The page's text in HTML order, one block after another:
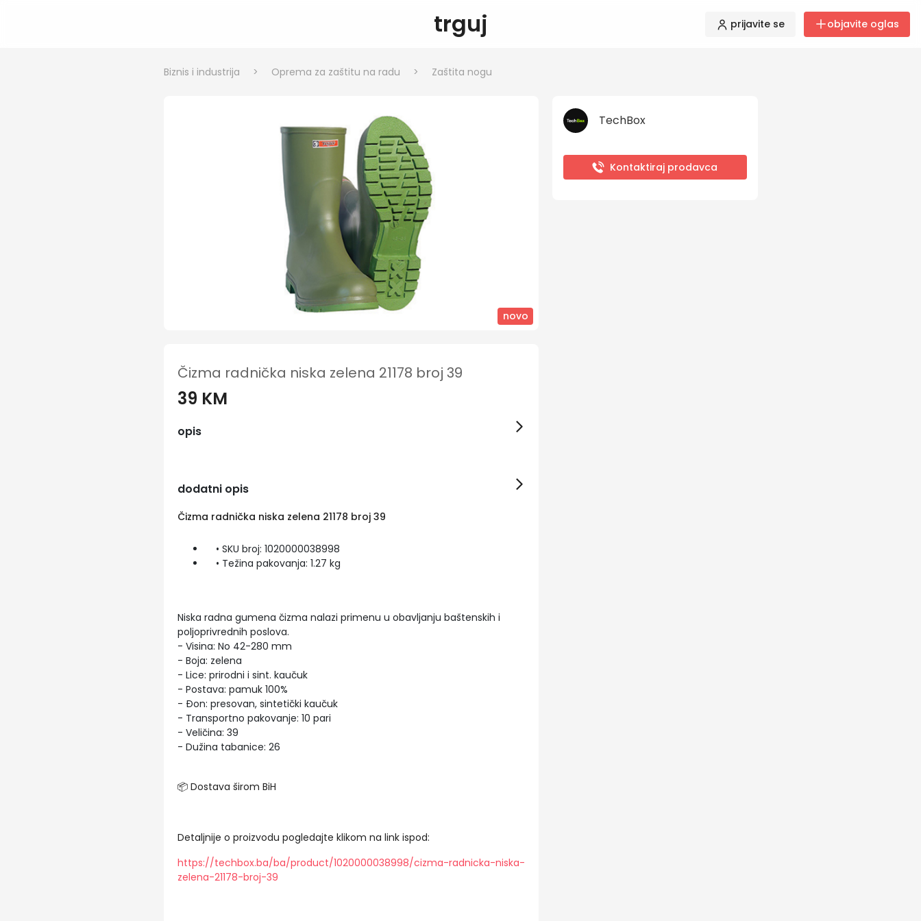
trguj prijavite se objavite oglas
Biznis i industrija > Oprema za zaštitu na radu > Zaštita nogu
novo
Čizma radnička niska zelena 21178 broj 39
39 KM
opis
dodatni opis
Čizma radnička niska zelena 21178 broj 39
• SKU broj: 1020000038998
• Težina pakovanja: 1.27 kg
Niska radna gumena čizma nalazi primenu u obavljanju baštenskih i
poljoprivrednih poslova.
- Visina: No 42-280 mm
- Boja: zelena
- Lice: prirodni i sint. kaučuk
- Postava: pamuk 100%
- Đon: presovan, sintetički kaučuk
- Transportno pakovanje: 10 pari
- Veličina: 39
- Dužina tabanice: 26
📦 Dostava širom BiH
Detaljnije o proizvodu pogledajte klikom na link ispod:
https://techbox.ba/ba/product/1020000038998/cizma-radnicka-niska-
zelena-21178-broj-39
TechBox
Kontaktiraj prodavca